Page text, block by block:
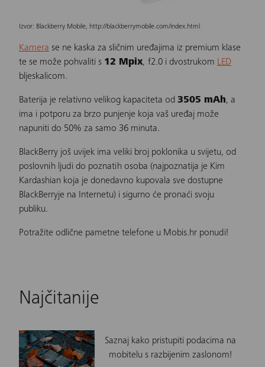
Izvor: Blackberry Mobile, http://blackberrymobile.com/index.html
Kamera se ne kaska za sličnim uređajima iz premium klase
te se može pohvaliti s 12 Mpix, f2.0 i dvostrukom LED
bljeskalicom.
Baterija je relativno velikog kapaciteta od 3505 mAh, a
ima i potporu za brzo punjenje koja vaš uređaj može
napuniti do 50% za samo 36 minuta.
BlackBerry još uvijek ima veliki broj poklonika u svijetu, od
poslovnih ljudi do poznatih osoba (najpoznatija je Kim
Kardashian koja je donedavno kupovala sve dostupne
BlackBerryje na Internetu) i sigurno će pronaći svoju
publiku.
Potražite odlične pametne telefone u Mobis.hr ponudi!
Najčitanije
Saznaj kako pristupiti podacima na
mobitelu s razbijenim zaslonom!